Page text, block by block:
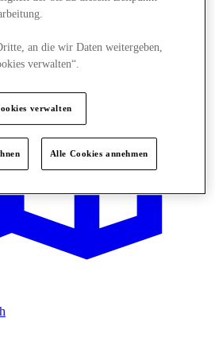
an die wir Daten weitergeben,
verwalten“.
verwalten
Alle Cookies annehmen